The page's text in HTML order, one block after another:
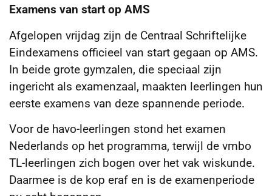
Examens van start op AMS
Afgelopen vrijdag zijn de Centraal Schriftelijke
Eindexamens officieel van start gegaan op AMS.
In beide grote gymzalen, die speciaal zijn
ingericht als examenzaal, maakten leerlingen hun
eerste examens van deze spannende periode.
Voor de havo-leerlingen stond het examen
Nederlands op het programma, terwijl de vmbo
TL-leerlingen zich bogen over het vak wiskunde.
Daarmee is de kop eraf en is de examenperiode